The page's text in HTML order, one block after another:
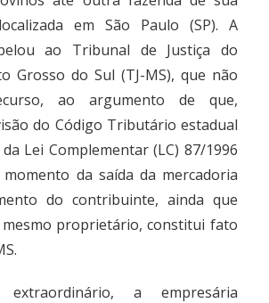
em São Paulo (SP). A
ao Tribunal de Justiça do
Grosso do Sul (TJ-MS), que não
ao argumento de que,
do Código Tributário estadual
Lei Complementar (LC) 87/1996
da saída da mercadoria
do contribuinte, ainda que
proprietário, constitui fato
a empresária